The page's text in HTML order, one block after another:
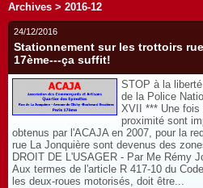
Archives > 2016-12
24/12/2016
Stationnement sur les trottoirs
17ème---ça suffit!
STOP à la
de la Police
XVII *** Une fois
proximité sont
obtenus par l'ACAJA en 2007, pour la
rue La Jonquière sont devenus des
DROIT DE L'USAGER - Par Me Rémy
Aux termes de l'article R 417-10 du
les deux-roues motorisés, doit être...